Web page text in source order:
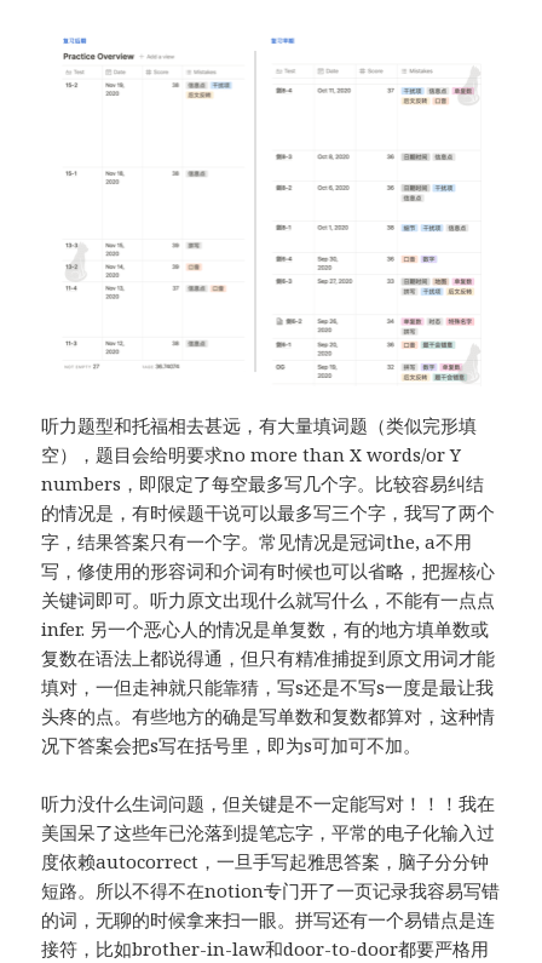
听力题型和托福相去甚远，有大量填词题（类似完形填
空），题目会给明要求no more than X words/or Y
numbers，即限定了每空最多写几个字。比较容易纠结
的情况是，有时候题干说可以最多写三个字，我写了两个
字，结果答案只有一个字。常见情况是冠词the, a不用
写，修使用的形容词和介词有时候也可以省略，把握核心
关键词即可。听力原文出现什么就写什么，不能有一点点
infer. 另一个恶心人的情况是单复数，有的地方填单数或
复数在语法上都说得通，但只有精准捕捉到原文用词才能
填对，一但走神就只能靠猜，写s还是不写s一度是最让我
头疼的点。有些地方的确是写单数和复数都算对，这种情
况下答案会把s写在括号里，即为s可加可不加。
听力没什么生词问题，但关键是不一定能写对！！！我在
美国呆了这些年已沦落到提笔忘字，平常的电子化输入过
度依赖autocorrect，一旦手写起雅思答案，脑子分分钟
短路。所以不得不在notion专门开了一页记录我容易写错
的词，无聊的时候拿来扫一眼。拼写还有一个易错点是连
接符，比如brother-in-law和door-to-door都要严格用